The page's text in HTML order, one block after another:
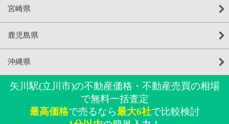
宮崎県
鹿児島県
沖縄県
矢川駅(立川市)の不動産価格・不動産売買の相場
で無料一括査定
最高価格で売るなら最大6社で比較検討